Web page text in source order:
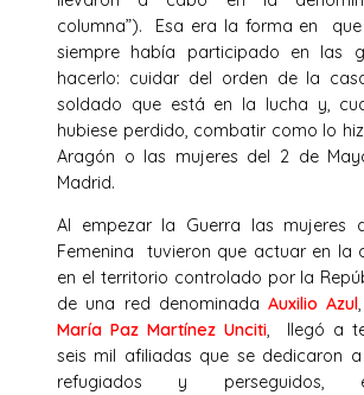
columna”). Esa era la forma en
siempre había participado en las
hacerlo: cuidar del orden de la
soldado que está en la lucha y,
hubiese perdido, combatir como lo
Aragón o las mujeres del 2 de
Madrid.
Al empezar la Guerra las mujeres
Femenina tuvieron que actuar en la
en el territorio controlado por la
de una red denominadaAuxilio Azul
María Paz Martínez Unciti, llegó a
seis mil afiliadas que se dedicaron
refugiados y perseguidos,